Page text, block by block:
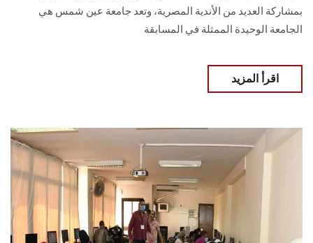
بمشاركة العديد من الأندية المصرية، وتعد جامعة عين شمس هي
الجامعة الوحيدة الممثلة في المسابقة
اقرأ المزيد